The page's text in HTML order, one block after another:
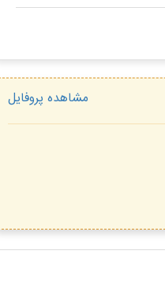
مشاهده پروفایل